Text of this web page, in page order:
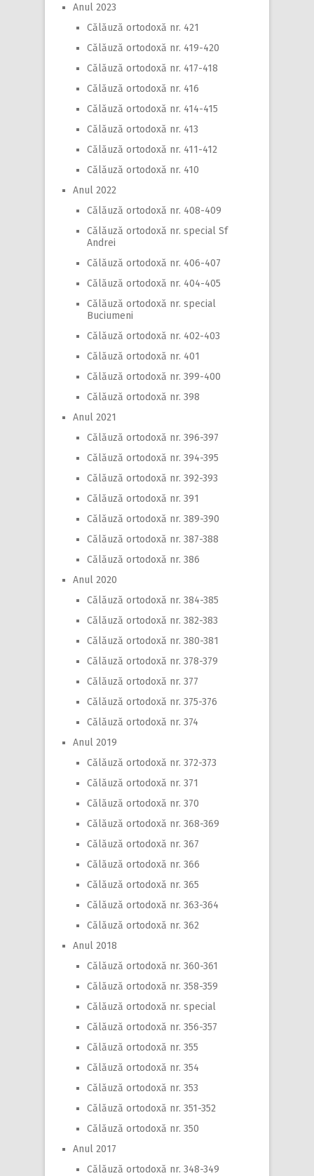
Anul 2023
Călăuză ortodoxă nr. 421
Călăuză ortodoxă nr. 419-420
Călăuză ortodoxă nr. 417-418
Călăuză ortodoxă nr. 416
Călăuză ortodoxă nr. 414-415
Călăuză ortodoxă nr. 413
Călăuză ortodoxă nr. 411-412
Călăuză ortodoxă nr. 410
Anul 2022
Călăuză ortodoxă nr. 408-409
Călăuză ortodoxă nr. special Sf
Andrei
Călăuză ortodoxă nr. 406-407
Călăuză ortodoxă nr. 404-405
Călăuză ortodoxă nr. special
Buciumeni
Călăuză ortodoxă nr. 402-403
Călăuză ortodoxă nr. 401
Călăuză ortodoxă nr. 399-400
Călăuză ortodoxă nr. 398
Anul 2021
Călăuză ortodoxă nr. 396-397
Călăuză ortodoxă nr. 394-395
Călăuză ortodoxă nr. 392-393
Călăuză ortodoxă nr. 391
Călăuză ortodoxă nr. 389-390
Călăuză ortodoxă nr. 387-388
Călăuză ortodoxă nr. 386
Anul 2020
Călăuză ortodoxă nr. 384-385
Călăuză ortodoxă nr. 382-383
Călăuză ortodoxă nr. 380-381
Călăuză ortodoxă nr. 378-379
Călăuză ortodoxă nr. 377
Călăuză ortodoxă nr. 375-376
Călăuză ortodoxă nr. 374
Anul 2019
Călăuză ortodoxă nr. 372-373
Călăuză ortodoxă nr. 371
Călăuză ortodoxă nr. 370
Călăuză ortodoxă nr. 368-369
Călăuză ortodoxă nr. 367
Călăuză ortodoxă nr. 366
Călăuză ortodoxă nr. 365
Călăuză ortodoxă nr. 363-364
Călăuză ortodoxă nr. 362
Anul 2018
Călăuză ortodoxă nr. 360-361
Călăuză ortodoxă nr. 358-359
Călăuză ortodoxă nr. special
Călăuză ortodoxă nr. 356-357
Călăuză ortodoxă nr. 355
Călăuză ortodoxă nr. 354
Călăuză ortodoxă nr. 353
Călăuză ortodoxă nr. 351-352
Călăuză ortodoxă nr. 350
Anul 2017
Călăuză ortodoxă nr. 348-349